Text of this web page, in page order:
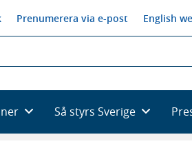
Prenumerera via e-post English
Så styrs Sverige